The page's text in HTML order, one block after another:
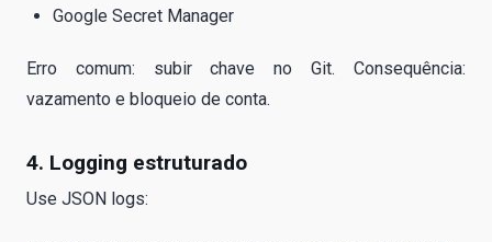
Google Secret Manager
Erro comum: subir chave no Git. Consequência:
vazamento e bloqueio de conta.
4. Logging estruturado
Use JSON logs: